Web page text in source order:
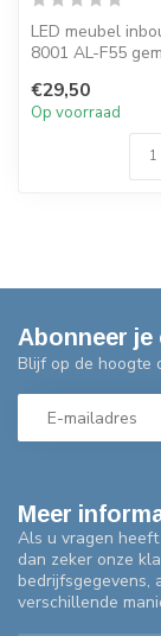
LED meubel
8001 AL-F55
Voorzie...
€29,50
Op voorraad
Meer
Als u vragen
dan zeker onze
bedrijfsgegevens,
verschillende
Abonneer
Blijf op de hoogte